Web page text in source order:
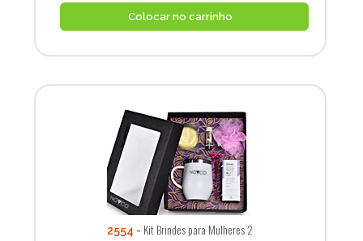
Colocar no carrinho
2554 Kit Brindes para Mulheres 2